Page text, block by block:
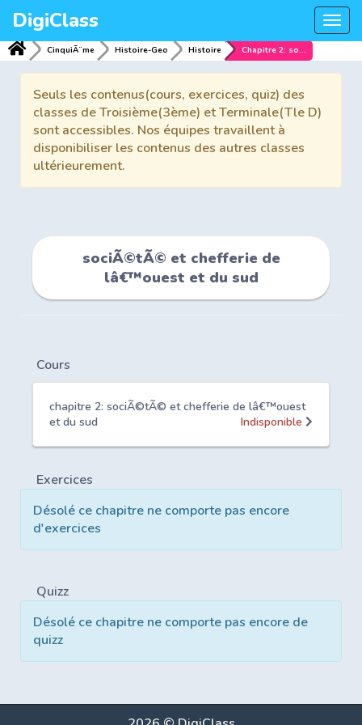
DigiClass
CinquiÃ¨me Histoire-Geo Histoire Chapitre 2: sociÃ©tÃ© et chefferie de lâ€™ouest et du sud
Seuls les contenus(cours, exercices, quiz) des
classes de Troisième(3ème) et Terminale(Tle D)
sont accessibles. Nos équipes travaillent à
disponibiliser les contenus des autres classes
ultérieurement.
sociÃ©tÃ© et chefferie de
lâ€™ouest et du sud
Cours
chapitre 2: sociÃ©tÃ© et chefferie de lâ€™ouest
et du sud
Indisponible
Exercices
Désolé ce chapitre ne comporte pas encore
d'exercices
Quizz
Désolé ce chapitre ne comporte pas encore de
quizz